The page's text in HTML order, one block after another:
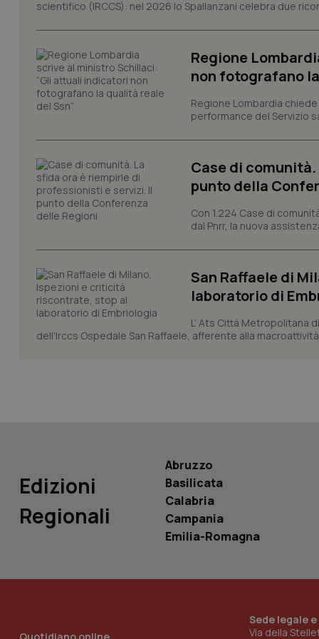
scientifico (IRCCS): nel 2026 lo Spallanzani celebra due
Regione
non fotografano
Regione Lombardia
performance del Servizio
Case di
punto della
Con 1.224 Case di
dal Pnrr, la nuova
San Raffaele di
laboratorio di
L’ Ats Città Metropolitana
dell'Irccs Ospedale San Raffaele, afferente alla
Edizioni
Regionali
Abruzzo
Basilicata
Calabria
Campania
Emilia-Romagna
Sede legale
Via della
e l'accesso alle aree
tracking-sites-
tracking-sites-
VISITOR_INFO1_LIVE